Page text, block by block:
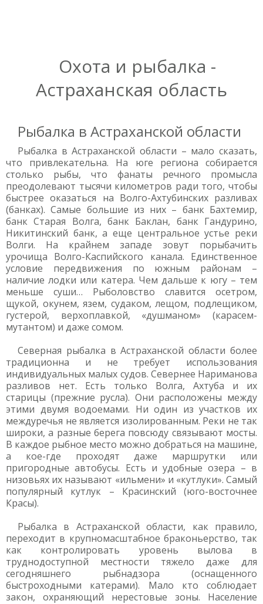
Охота и рыбалка -
Астраханская область
Рыбалка в Астраханской области
Рыбалка в Астраханской области – мало сказать,
что привлекательна. На юге региона собирается
столько рыбы, что фанаты речного промысла
преодолевают тысячи километров ради того, чтобы
быстрее оказаться на Волго-Ахтубинских разливах
(банках). Самые большие из них – банк Бахтемир,
банк Старая Волга, банк Баклан, банк Гандурино,
Никитинский банк, а еще центральное устье реки
Волги. На крайнем западе зовут порыбачить
урочища Волго-Каспийского канала. Единственное
условие передвижения по южным районам –
наличие лодки или катера. Чем дальше к югу – тем
меньше суши… Рыболовство славится осетром,
щукой, окунем, язем, судаком, лещом, подлещиком,
густерой, верхоплавкой, «душманом» (карасем-
мутантом) и даже сомом.
Северная рыбалка в Астраханской области более
традиционна и не требует использования
индивидуальных малых судов. Севернее Нариманова
разливов нет. Есть только Волга, Ахтуба и их
старицы (прежние русла). Они расположены между
этими двумя водоемами. Ни один из участков их
междуречья не является изолированным. Реки не так
широки, а разные берега повсюду связывают мосты.
В каждое рыбное место можно добраться на машине,
а кое-где проходят даже маршрутки или
пригородные автобусы. Есть и удобные озера – в
низовьях их называют «ильмени» и «кутлуки». Самый
популярный кутлук – Красинский (юго-восточнее
Красы).
Рыбалка в Астраханской области, как правило,
переходит в крупномасштабное браконьерство, так
как контролировать уровень вылова в
труднодоступной местности тяжело даже для
сегодняшнего рыбнадзора (оснащенного
быстроходными катерами). Мало кто соблюдает
закон, охраняющий нерестовые зоны. Население